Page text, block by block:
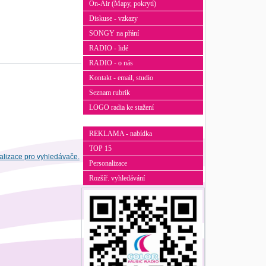
On-Air (Mapy, pokrytí)
Diskuse - vzkazy
SONGY na přání
RADIO - lidé
RADIO - o nás
Kontakt - email, studio
Seznam rubrik
LOGO radia ke stažení
REKLAMA - nabídka
TOP 15
Personalizace
Rozšíř. vyhledávání